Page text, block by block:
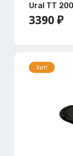
Ural TT 200
3390 ₽
Хит!